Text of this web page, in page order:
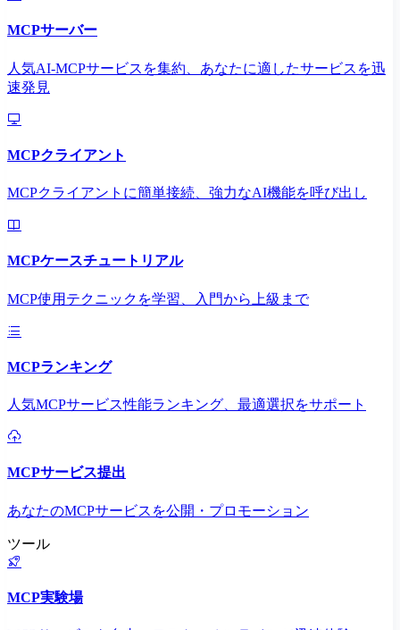
MCPサーバー
人気AI-MCPサービスを集約、あなたに適したサービスを迅
速発見
MCPクライアント
MCPクライアントに簡単接続、強力なAI機能を呼び出し
MCPケースチュートリアル
MCP使用テクニックを学習、入門から上級まで
MCPランキング
人気MCPサービス性能ランキング、最適選択をサポート
MCPサービス提出
あなたのMCPサービスを公開・プロモーション
ツール
MCP実験場